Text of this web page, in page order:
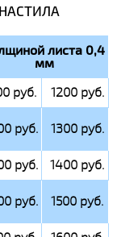
листа 0,4
мм
руб.
1200 руб.
руб. 1300 руб.
руб.
1400 руб.
руб. 1500 руб.